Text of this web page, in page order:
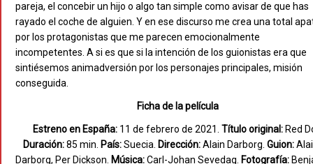
pareja, el concebir un hijo o algo tan simple como avisar de que has
rayado el coche de alguien. Y en ese discurso me crea una total
por los protagonistas que me parecen emocionalmente
incompetentes. A si es que si la intención de los guionistas era que
sintiésemos animadversión por los personajes principales, misión
conseguida.
Ficha de la película
Estreno en España: 11 de febrero de 2021. Título original: Red
Duración:85 min. País:Suecia. Dirección:Alain Darborg. Guion:
Darborg, Per Dickson. Música:Carl-Johan Sevedag. Fotografía: